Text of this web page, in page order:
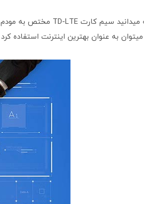
به عنوان بهترین اینترنت استفاده